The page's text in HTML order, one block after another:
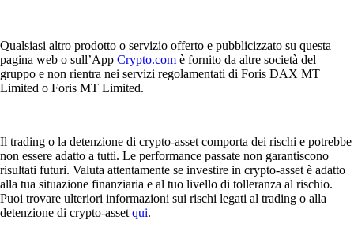
Qualsiasi altro prodotto o servizio offerto e pubblicizzato su questa
pagina web o sull’App Crypto.com è fornito da altre società del
gruppo e non rientra nei servizi regolamentati di Foris DAX MT
Limited o Foris MT Limited.
Il trading o la detenzione di crypto-asset comporta dei rischi e potrebbe
non essere adatto a tutti. Le performance passate non garantiscono
risultati futuri. Valuta attentamente se investire in crypto-asset è adatto
alla tua situazione finanziaria e al tuo livello di tolleranza al rischio.
Puoi trovare ulteriori informazioni sui rischi legati al trading o alla
detenzione di crypto-asset qui.